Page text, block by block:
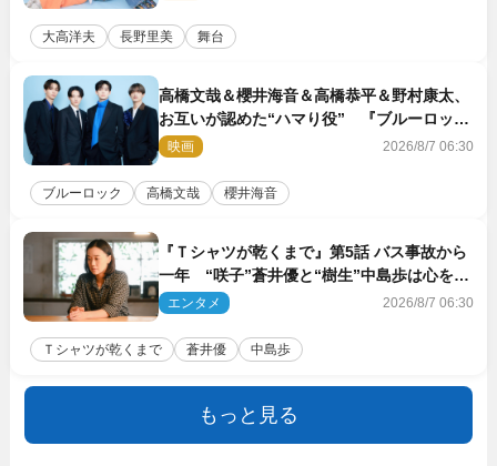
大高洋夫 長野里美 舞台
高橋文哉＆櫻井海音＆高橋恭平＆野村康太、
お互いが認めた“ハマり役” 『ブルーロッ
ク』で築いた最高のチームワーク
映画 2026/8/7 06:30
ブルーロック 高橋文哉 櫻井海音
『Ｔシャツが乾くまで』第5話 バス事故から
一年 “咲子”蒼井優と“樹生”中島歩は心を許
しあえる関係に
エンタメ 2026/8/7 06:30
Ｔシャツが乾くまで 蒼井優 中島歩
もっと見る